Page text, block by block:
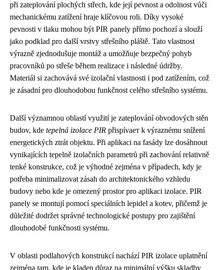
při zateplování plochých střech, kde její pevnost a odolnost vůči
mechanickému zatížení hraje klíčovou roli. Díky vysoké
pevnosti v tlaku mohou být PIR panely přímo pochozí a slouží
jako podklad pro další vrstvy střešního pláště. Tato vlastnost
výrazně zjednodušuje montáž a umožňuje bezpečný pohyb
pracovníků po střeše během realizace i následné údržby.
Materiál si zachovává své izolační vlastnosti i pod zatížením, což
je zásadní pro dlouhodobou funkčnost celého střešního systému.
Další významnou oblastí využití je zateplování obvodových stěn
budov, kde tepelná izolace PIR přispívает k výraznému snížení
energetických ztrát objektu. Při aplikaci na fasády lze dosáhnout
vynikajících tepelně izolačních parametrů při zachování relativně
tenké konstrukce, což je výhodné zejména v případech, kdy je
potřeba minimalizovat zásah do architektonického vzhledu
budovy nebo kde je omezený prostor pro aplikaci izolace. PIR
panely se montují pomocí speciálních lepidel a kotev, přičemž je
důležité dodržet správné technologické postupy pro zajištění
dlouhodobé funkčnosti systému.
V oblasti podlahových konstrukcí nachází PIR izolace uplatnění
zejména tam, kde je kladen důraz na minimální výšku skladby